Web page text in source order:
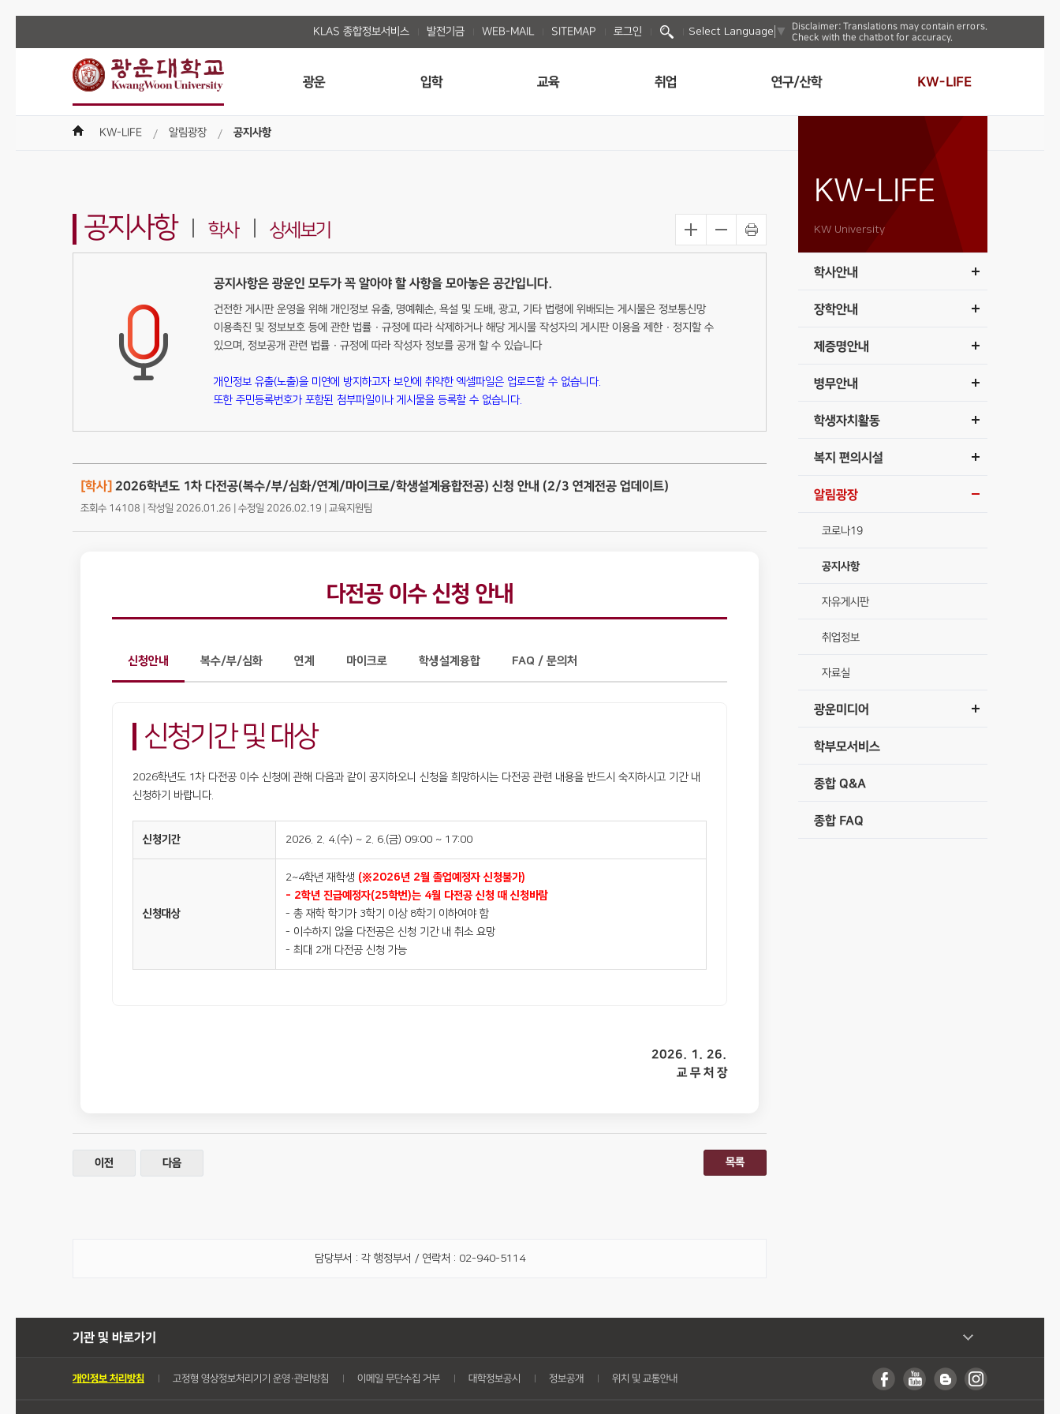
KLAS 종합정보서비스 발전기금 WEB-MAIL SITEMAP 로그인 Select Language ▼
Disclaimer: Translations may contain errors.
Check with the chatbot for accuracy.
광운 입학 교육 취업 연구/산학 KW-LIFE
KW-LIFE 알림광장 공지사항
공지사항 학사 상세보기
공지사항은 광운인 모두가 꼭 알아야 할 사항을 모아놓은 공간입니다.
건전한 게시판 운영을 위해 개인정보 유출, 명예훼손, 욕설 및 도배, 광고, 기타 법령에 위배되는 게시물은 정보통신망
이용촉진 및 정보보호 등에 관한 법률 · 규정에 따라 삭제하거나 해당 게시물 작성자의 게시판 이용을 제한 · 정지할 수
있으며, 정보공개 관련 법률 · 규정에 따라 작성자 정보를 공개 할 수 있습니다
개인정보 유출(노출)을 미연에 방지하고자 보안에 취약한 엑셀파일은 업로드할 수 없습니다.
또한 주민등록번호가 포함된 첨부파일이나 게시물을 등록할 수 없습니다.
[학사]2026학년도 1차 다전공(복수/부/심화/연계/마이크로/학생설계융합전공) 신청 안내 (2/3 연계전공 업데이트)
조회수 14108 | 작성일 2026.01.26 | 수정일 2026.02.19 | 교육지원팀
다전공 이수 신청 안내
신청안내 복수/부/심화 연계 마이크로 학생설계융합 FAQ / 문의처
신청기간 및 대상
2026학년도 1차 다전공 이수 신청에 관해 다음과 같이 공지하오니 신청을 희망하시는 다전공 관련 내용을 반드시 숙지하시고 기간 내
신청하기 바랍니다.
신청기간 2026. 2. 4.(수) ~ 2. 6.(금) 09:00 ~ 17:00
신청대상
2~4학년 재학생 (※2026년 2월 졸업예정자 신청불가)
- 2학년 진급예정자(25학번)는 4월 다전공 신청 때 신청바람
- 총 재학 학기가 3학기 이상 8학기 이하여야 함
- 이수하지 않을 다전공은 신청 기간 내 취소 요망
- 최대 2개 다전공 신청 가능
2026. 1. 26.
교 무 처 장
이전 다음 목록
담당부서 : 각 행정부서 / 연락처 : 02-940-5114
KW-LIFE
KW University
학사안내
장학안내
제증명안내
병무안내
학생자치활동
복지 편의시설
알림광장
코로나19
공지사항
자유게시판
취업정보
자료실
광운미디어
학부모서비스
종합 Q&A
종합 FAQ
기관 및 바로가기
개인정보 처리방침 고정형 영상정보처리기기 운영・관리방침 이메일 무단수집 거부 대학정보공시 정보공개 위치 및 교통안내